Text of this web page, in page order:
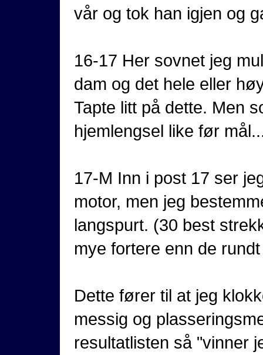
vår og tok han igjen og
16-17 Her sovnet jeg
dam og det hele eller
Tapte litt på dette. Men
hjemlengsel like før
17-M Inn i post 17 ser
motor, men jeg
langspurt. (30 best
mye fortere enn de
Dette fører til at jeg
messig og
resultatlisten så "vinner